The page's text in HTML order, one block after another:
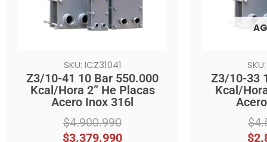
SKU: ICZ31041
Z3/10-41 10 Bar 550.000
Kcal/Hora 2” He Placas
Acero Inox 316l
$4.900.990
$3.379.990
Z3/10-33
Kcal/
$
$